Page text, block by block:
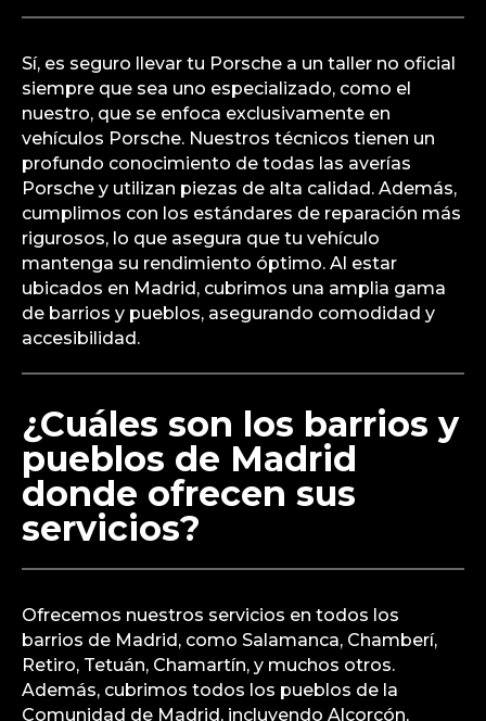
Sí, es seguro llevar tu Porsche a un taller no oficial
siempre que sea uno especializado, como el
nuestro, que se enfoca exclusivamente en
vehículos Porsche. Nuestros técnicos tienen un
profundo conocimiento de todas las averías
Porsche y utilizan piezas de alta calidad. Además,
cumplimos con los estándares de reparación más
rigurosos, lo que asegura que tu vehículo
mantenga su rendimiento óptimo. Al estar
ubicados en Madrid, cubrimos una amplia gama
de barrios y pueblos, asegurando comodidad y
accesibilidad.
¿Cuáles son los barrios y
pueblos de Madrid
donde ofrecen sus
servicios?
Ofrecemos nuestros servicios en todos los
barrios de Madrid, como Salamanca, Chamberí,
Retiro, Tetuán, Chamartín, y muchos otros.
Además, cubrimos todos los pueblos de la
Comunidad de Madrid, incluyendo Alcorcón,